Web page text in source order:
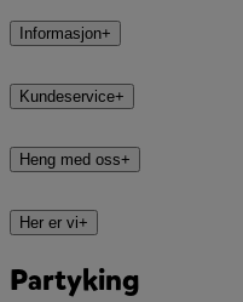
Informasjon+
Kundeservice+
Heng med oss+
Her er vi+
Partyking